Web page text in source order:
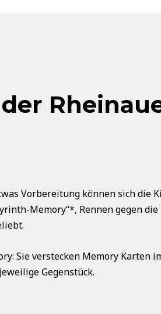
Vorbereitung können sich die
Memory“*, Rennen gegen
Sie verstecken Memory Karten
Gegenstück.